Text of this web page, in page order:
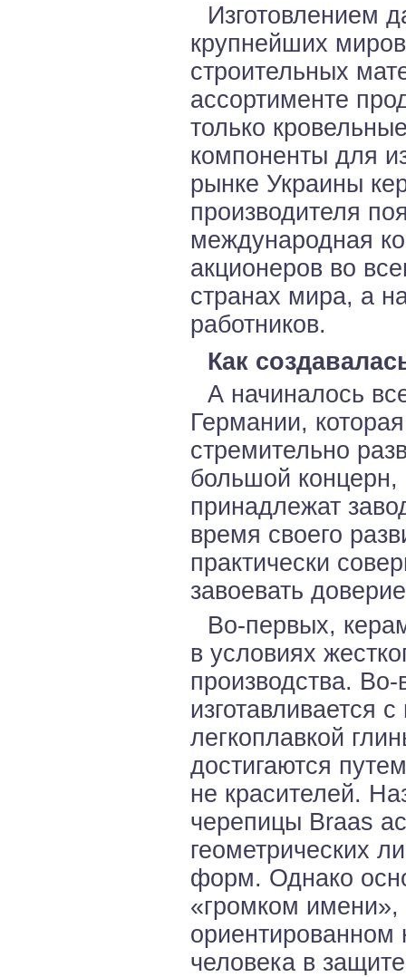
Изготовлением
крупнейших
строительных
ассортименте
только
компоненты для
рынке Украины
производителя
международная
акционеров во
странах мира, а
работников.
Как
А начиналось
Германии,
стремительно
большой концерн,
принадлежат
время своего
практически
завоевать
Во-первых,
в условиях
производства.
изготавливается
легкоплавкой
достигаются
не красителей.
черепицы Braas
геометрических
форм. Однако
«громком имени»,
ориентированном
человека в